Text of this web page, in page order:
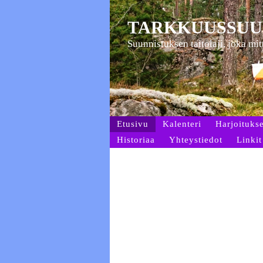
Suunnistuksen taitolaji, joka
Etusivu Kalenteri
Historiaa
Yhteystiedot Linkit